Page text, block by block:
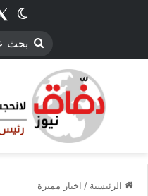
بحث
الرئيسية / اخبار مميزة